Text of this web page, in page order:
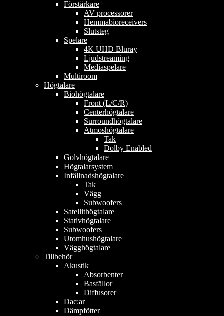
Förstärkare
AV processorer
Hemmabioreceivers
Slutsteg
Spelare
4K UHD Bluray
Ljudstreaming
Mediaspelare
Multiroom
Högtalare
Biohögtalare
Front (L/C/R)
Centerhögtalare
Surroundhögtalare
Atmoshögtalare
Tak
Dolby Enabled
Golvhögtalare
Högtalarsystem
Infällnadshögtalare
Tak
Vägg
Subwoofers
Satellithögtalare
Stativhögtalare
Subwoofers
Utomhushögtalare
Vägghögtalare
Tillbehör
Akustik
Absorbenter
Basfällor
Diffusorer
Dac:ar
Dämpfötter